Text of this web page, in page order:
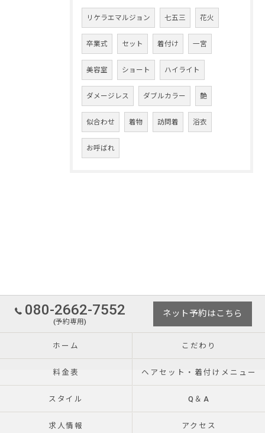
リケラエマルジョン 七五三 花火
卒業式 セット 着付け 一宮
美容室 ショート ハイライト
ダメージレス ダブルカラー 艶
似合わせ 着物 訪問着 浴衣
お呼ばれ
080-2662-7552
(予約専用)
ネット予約はこちら
ホーム こだわり
料金表 ヘアセット・着付けメニュー
スタイル Q＆A
求人情報 アクセス